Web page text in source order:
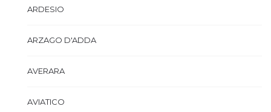
ARDESIO
ARZAGO D'ADDA
AVERARA
AVIATICO